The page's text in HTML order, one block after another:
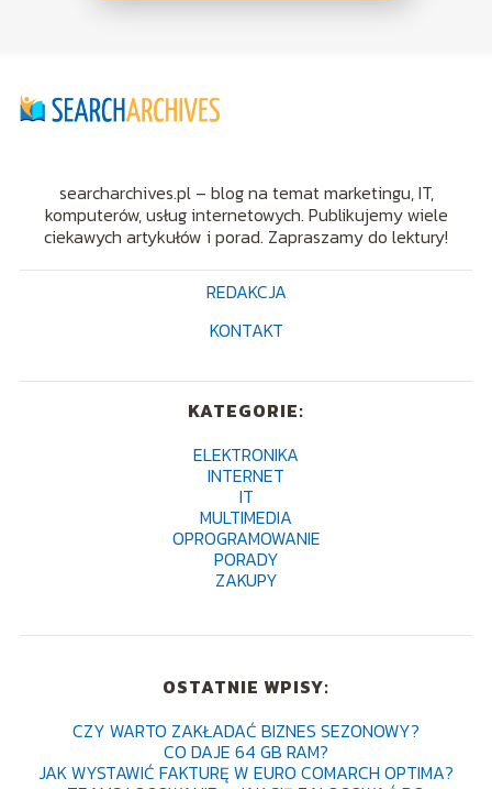
searcharchives.pl – blog na temat marketingu, IT,
komputerów, usług internetowych. Publikujemy wiele
ciekawych artykułów i porad. Zapraszamy do lektury!
REDAKCJA
KONTAKT
KATEGORIE:
ELEKTRONIKA
INTERNET
IT
MULTIMEDIA
OPROGRAMOWANIE
PORADY
ZAKUPY
OSTATNIE WPISY:
CZY WARTO ZAKŁADAĆ BIZNES SEZONOWY?
CO DAJE 64 GB RAM?
JAK WYSTAWIĆ FAKTURĘ W EURO COMARCH OPTIMA?